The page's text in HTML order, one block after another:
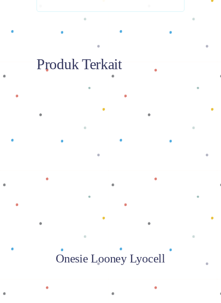
Produk Terkait
Onesie Looney Lyocell